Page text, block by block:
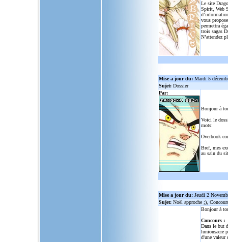
Le site
Spirit, Web
vous
permettra
trois sagas
N’attendez
Mise a jour du: Mardi 5
Sujet: Dossier
Par:
Bonjour à
Voici le
mots:
Overbook
Bref, mes
au sain du
Mise a jour du: Jeudi 2
Sujet: Noël approche ;),
Bonjour à
Concours :
Dans le but
lunionsacre
d'une valeur